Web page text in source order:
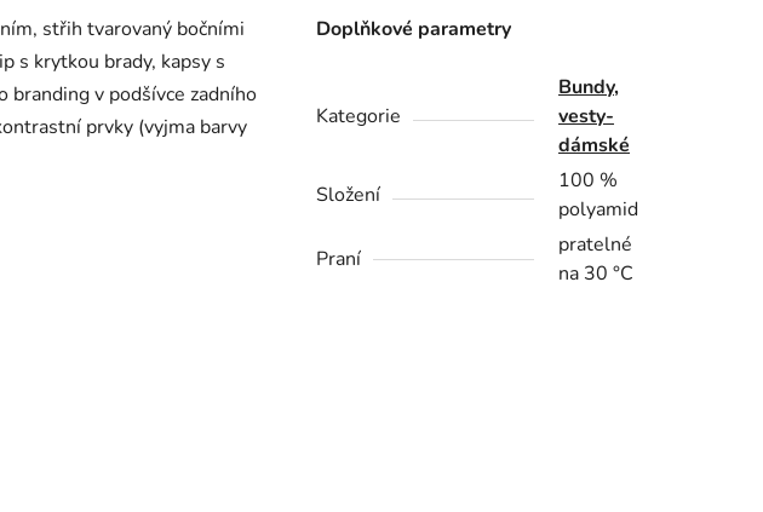
střih tvarovaný bočními
s krytkou brady, kapsy s
v podšívce zadního
prvky (vyjma barvy
Doplňkové parametry
Kategorie
Bundy,
vesty-
dámské
Složení
100 %
polyamid
Praní
pratelné
na 30 °C